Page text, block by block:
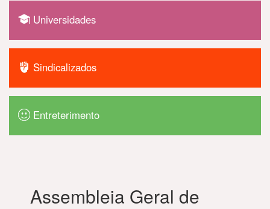
Universidades
Sindicalizados
Entreterimento
Assembleia Geral de